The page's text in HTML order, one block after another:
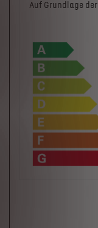
Auf Grundlage der